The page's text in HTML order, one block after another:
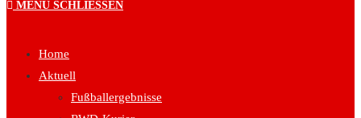
MENÜ SCHLIESSEN
Home
Aktuell
Fußballergebnisse